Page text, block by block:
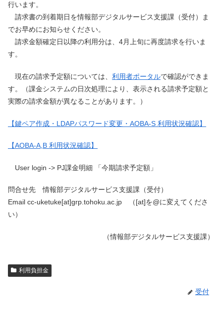
行います。
請求書の到着期日を情報部デジタルサービス支援課（受付）ま
でお早めにお知らせください。
請求金額確定日以降の利用分は、4月上旬に再度請求を行いま
す。
現在の請求予定額については、 利用者ポータルで確認ができま
す。（課金システムの日次処理により、表示される請求予定額と
実際の請求金額が異なることがあります。）
【鍵ペア作成・LDAPパスワード変更・AOBA-S 利用状況確認】
【AOBA-A,B 利用状況確認】
User login -> PJ課金明細 「今期請求予定額」
問合せ先 情報部デジタルサービス支援課（受付）
Email cc-uketuke[at]grp.tohoku.ac.jp （[at]を@に変えてくださ
い）
（情報部デジタルサービス支援課）
利用負担金
受付